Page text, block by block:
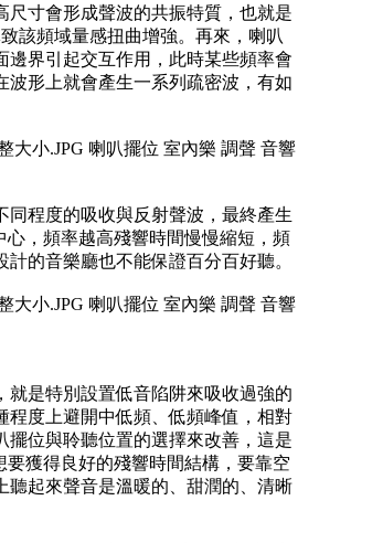
寸會形成聲波的共振特質，也就是
該頻域量感扭曲增強。再來，喇叭
界引起交互作用，此時某些頻率會
波形上就會產生一系列疏密波，有如
程度的吸收與反射聲波，最終產生
心，頻率越高殘響時間慢慢縮短，頻
的音樂廳也不能保證百分百好聽。
就是特別設置低音陷阱來吸收過強的
程度上避開中低頻、低頻峰值，相對
擺位與聆聽位置的選擇來改善，這是
獲得良好的殘響時間結構，要靠空
聽起來聲音是溫暖的、甜潤的、清晰